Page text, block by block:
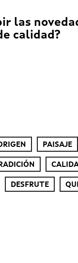
las
calidad?
PAISAJE
DESFRUTE